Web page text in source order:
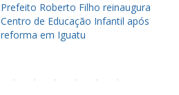
Prefeito Roberto Filho reinaugura
Centro de Educação Infantil após
reforma em Iguatu